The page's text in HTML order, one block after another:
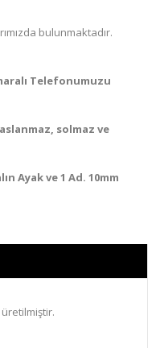
bulunmaktadır.
Telefonumuzu
solmaz ve
Ayak ve 1 Ad. 10mm